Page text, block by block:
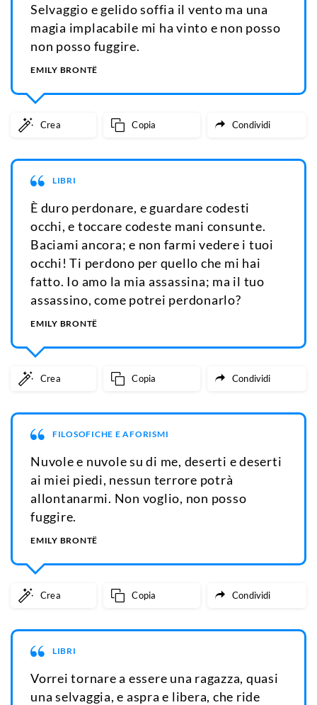
Selvaggio e gelido soffia il vento ma una
magia implacabile mi ha vinto e non posso
non posso fuggire.
EMILY BRONTË
Crea Copia Condividi
LIBRI
È duro perdonare, e guardare codesti
occhi, e toccare codeste mani consunte.
Baciami ancora; e non farmi vedere i tuoi
occhi! Ti perdono per quello che mi hai
fatto. Io amo la mia assassina; ma il tuo
assassino, come potrei perdonarlo?
EMILY BRONTË
Crea Copia Condividi
FILOSOFICHE E AFORISMI
Nuvole e nuvole su di me, deserti e deserti
ai miei piedi, nessun terrore potrà
allontanarmi. Non voglio, non posso
fuggire.
EMILY BRONTË
Crea Copia Condividi
LIBRI
Vorrei tornare a essere una ragazza, quasi
una selvaggia, e aspra e libera, che ride